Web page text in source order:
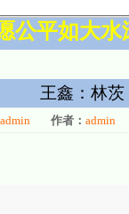
公平如大
王鑫：林
admin 作者： admin